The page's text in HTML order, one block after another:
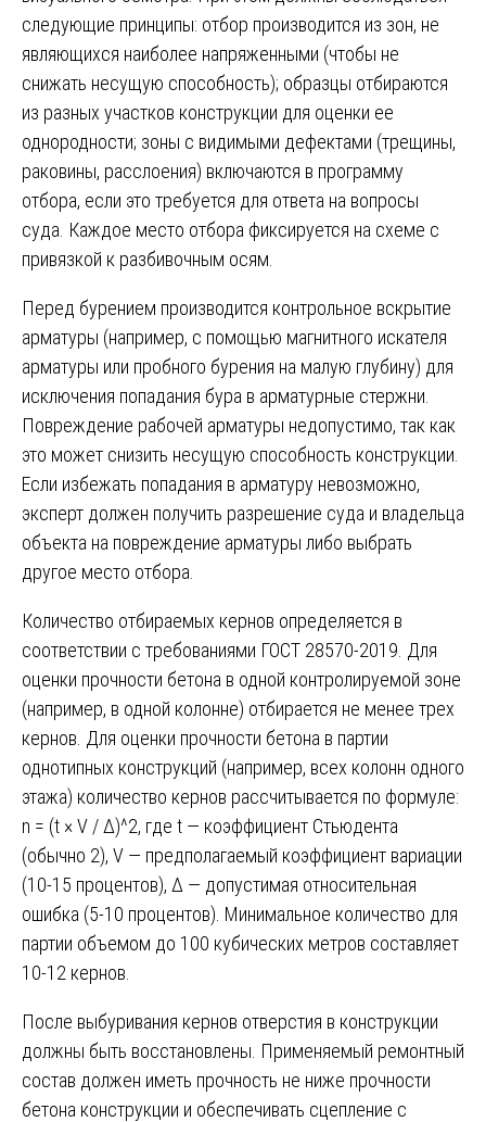
следующие принципы: отбор производится из зон, не
являющихся наиболее напряженными (чтобы не
снижать несущую способность); образцы отбираются
из разных участков конструкции для оценки ее
однородности; зоны с видимыми дефектами (трещины,
раковины, расслоения) включаются в программу
отбора, если это требуется для ответа на вопросы
суда. Каждое место отбора фиксируется на схеме с
привязкой к разбивочным осям.
Перед бурением производится контрольное вскрытие
арматуры (например, с помощью магнитного искателя
арматуры или пробного бурения на малую глубину) для
исключения попадания бура в арматурные стержни.
Повреждение рабочей арматуры недопустимо, так как
это может снизить несущую способность конструкции.
Если избежать попадания в арматуру невозможно,
эксперт должен получить разрешение суда и владельца
объекта на повреждение арматуры либо выбрать
другое место отбора.
Количество отбираемых кернов определяется в
соответствии с требованиями ГОСТ 28570-2019. Для
оценки прочности бетона в одной контролируемой зоне
(например, в одной колонне) отбирается не менее трех
кернов. Для оценки прочности бетона в партии
однотипных конструкций (например, всех колонн одного
этажа) количество кернов рассчитывается по формуле:
n = (t × V / Δ)^2, где t — коэффициент Стьюдента
(обычно 2), V — предполагаемый коэффициент вариации
(10-15 процентов), Δ — допустимая относительная
ошибка (5-10 процентов). Минимальное количество для
партии объемом до 100 кубических метров составляет
10-12 кернов.
После выбуривания кернов отверстия в конструкции
должны быть восстановлены. Применяемый ремонтный
состав должен иметь прочность не ниже прочности
бетона конструкции и обеспечивать сцепление с